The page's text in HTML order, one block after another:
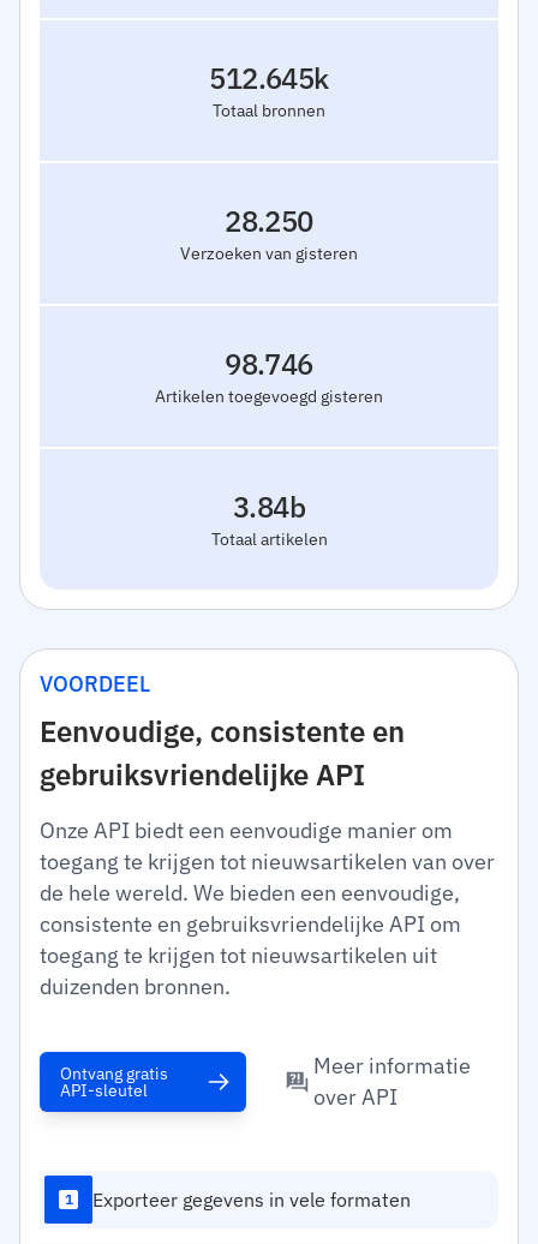
Totaal bronnen
512.645k
Verzoeken van gisteren
28.250
Artikelen toegevoegd gisteren
98.746
Totaal artikelen
3.84b
VOORDEEL
Eenvoudige, consistente en
gebruiksvriendelijke API
Onze API biedt een eenvoudige manier om
toegang te krijgen tot nieuwsartikelen van over
de hele wereld. We bieden een eenvoudige,
consistente en gebruiksvriendelijke API om
toegang te krijgen tot nieuwsartikelen uit
duizenden bronnen.
Ontvang gratis
API-sleutel
Meer informatie
over API
1 Exporteer gegevens in vele formaten